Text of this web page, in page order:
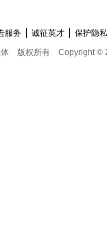
服务 诚征英才
保护隐
版权所有 Copyright ©